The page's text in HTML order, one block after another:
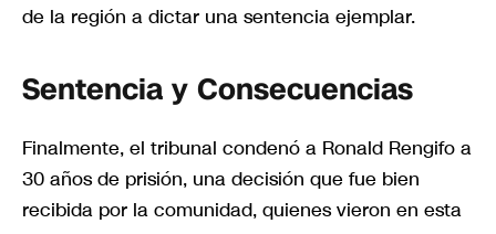
de la región a dictar una sentencia ejemplar.
Sentencia y Consecuencias
Finalmente, el tribunal condenó a Ronald Rengifo a
30 años de prisión, una decisión que fue bien
recibida por la comunidad, quienes vieron en esta